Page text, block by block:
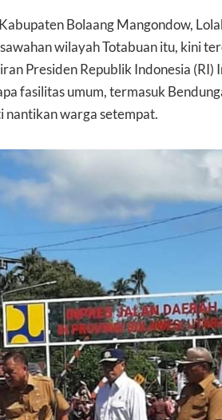
Bolaang Mangondow,
wilayah Totabuan itu, kini
Presiden Republik Indonesia (RI)
fasilitas umum, termasuk
warga setempat.